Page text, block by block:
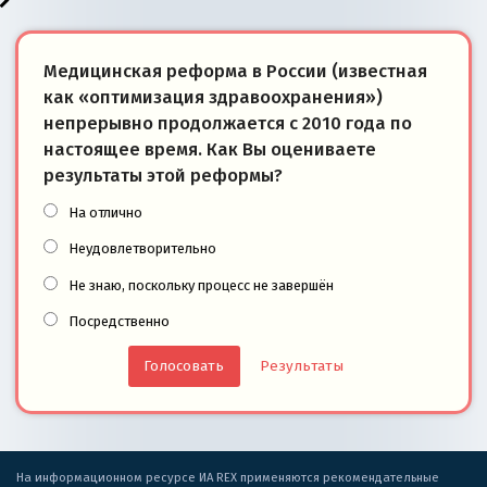
Медицинская реформа в России (известная
как «оптимизация здравоохранения»)
непрерывно продолжается с 2010 года по
настоящее время. Как Вы оцениваете
результаты этой реформы?
На отлично
Неудовлетворительно
Не знаю, поскольку процесс не завершён
Посредственно
Результаты
На информационном ресурсе ИА REX применяются рекомендательные